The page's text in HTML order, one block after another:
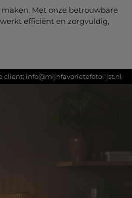
Met onze betrouwbare
efficiënt en zorgvuldig,
client: info@mijnfavorietefotolijst.nl